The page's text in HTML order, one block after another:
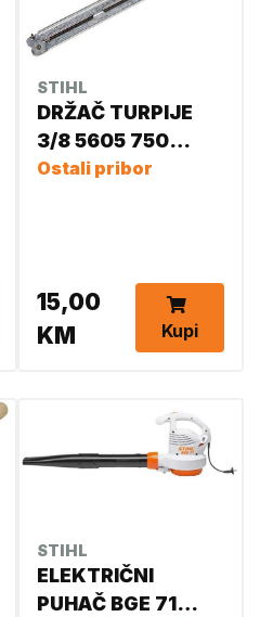
STIHL
DRŽAČ TURPIJE
3/8 5605 750
4305 5605 750
Ostali pribor
15,00
KM
Kupi
STIHL
ELEKTRIČNI
PUHAČ BGE 71